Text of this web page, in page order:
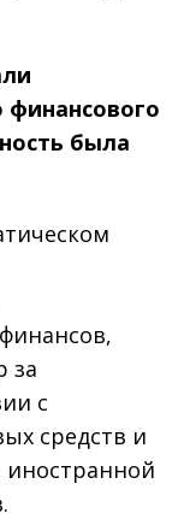
финансового
была
за
с
средств и
иностранной